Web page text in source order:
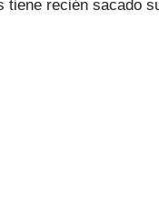
recién sacado